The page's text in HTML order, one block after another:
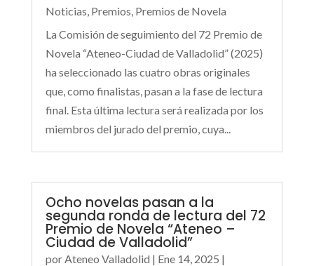
Noticias, Premios, Premios de Novela
La Comisión de seguimiento del 72 Premio de
Novela “Ateneo-Ciudad de Valladolid” (2025)
ha seleccionado las cuatro obras originales
que, como finalistas, pasan a la fase de lectura
final. Esta última lectura será realizada por los
miembros del jurado del premio, cuya...
Ocho novelas pasan a la
segunda ronda de lectura del 72
Premio de Novela “Ateneo –
Ciudad de Valladolid”
por Ateneo Valladolid | Ene 14, 2025 |